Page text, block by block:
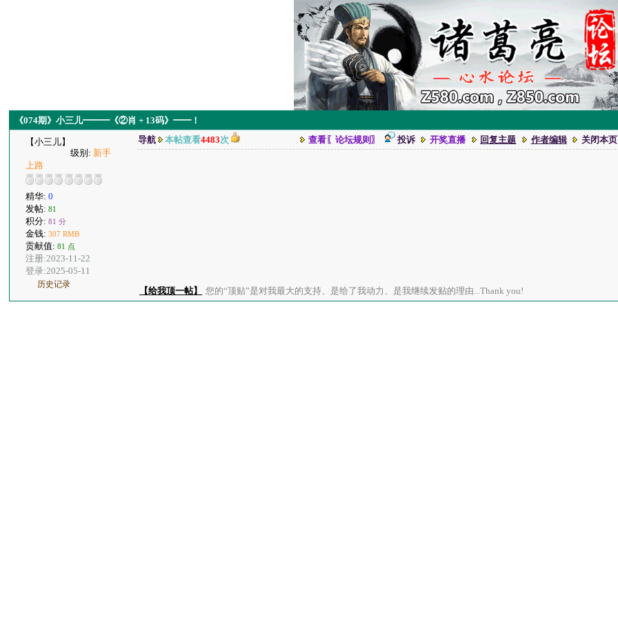
《074期》小三儿━━━《②肖 + 13码》━━！
【小三儿】
级别: 新手
上路
精华:0
发帖:81
积分:81 分
金钱:307 RMB
贡献值:81 点
注册:2023-11-22
登录:2025-05-11
历史记录
导航 本帖查看4483次 查看〖论坛规则〗 投诉 开奖直播 回复主题 作者编辑 关闭本页
【给我顶一帖】 您的“顶贴”是对我最大的支持、是给了我动力、是我继续发贴的理由...Thank you!